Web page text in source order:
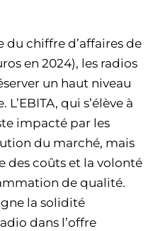
du chiffre d’affaires de
en 2024), les radios
un haut niveau
qui s’élève à
impacté par les
du marché, mais
des coûts et la volonté
de qualité.
la solidité
dans l’offre